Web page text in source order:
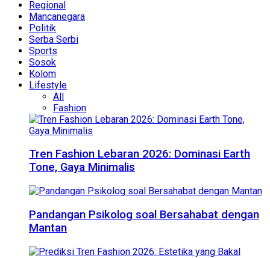
Regional
Mancanegara
Politik
Serba Serbi
Sports
Sosok
Kolom
Lifestyle
All
Fashion
Tren Fashion Lebaran 2026: Dominasi Earth
Tone, Gaya Minimalis
Pandangan Psikolog soal Bersahabat dengan
Mantan